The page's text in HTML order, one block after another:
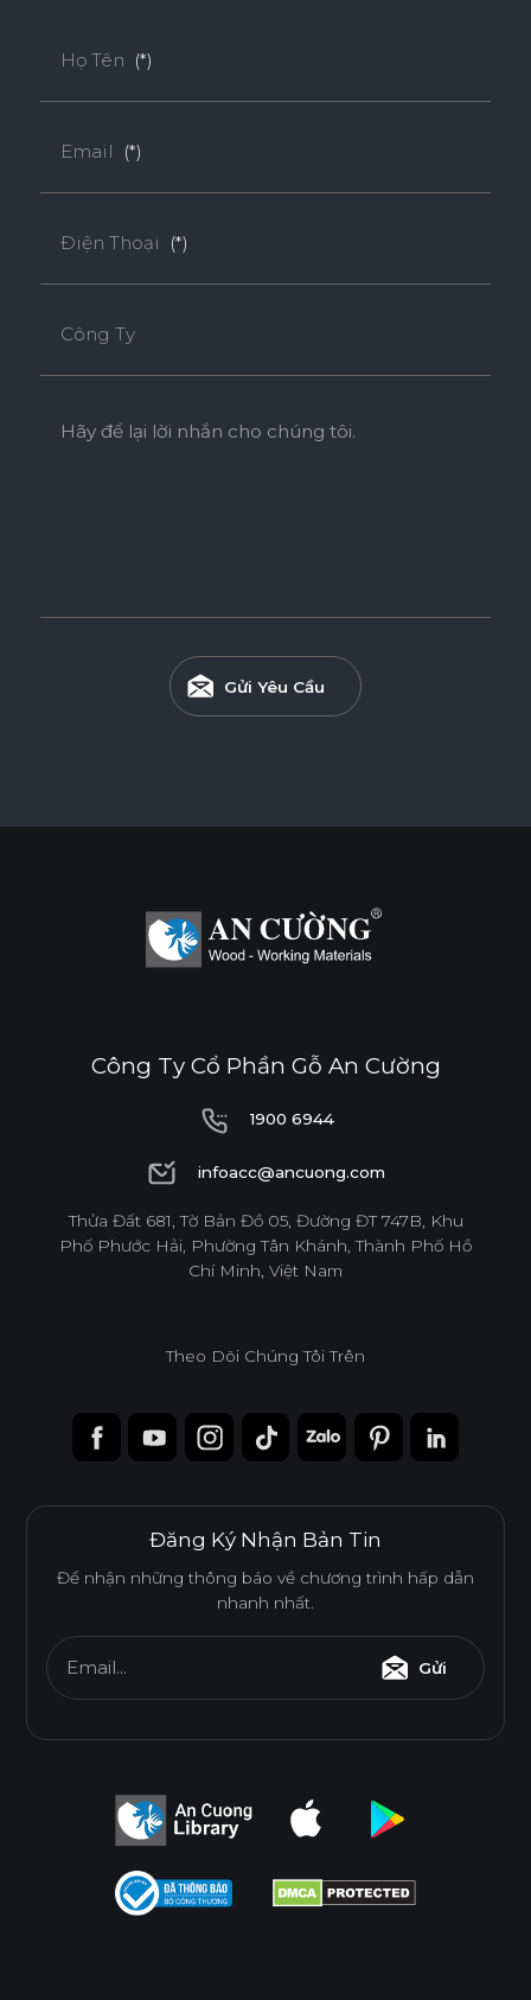
ENF F4S EPA
Kích thước(mm)
Được sử dụng cho các khu vực có độ ẩm, rò rỉ nước cao.
CHỐNG NƯỚC CHỐNG MỐI MỌT
DÁN CẠNH NOLINE ĐỘ BÓNG BỀ MẶT CAO
THÂN THIỆN MÔI TRƯỜNG
Tiêu chuẩn
E0
Độ dày(mm)
Kích thước(mm)
Họ Tên (*)
Email (*)
Điện Thoại (*)
Công Ty
Hãy để lại lời nhắn cho chúng tôi.
Gửi Yêu Cầu
Công Ty Cổ Phần Gỗ An Cường
1900 6944
1900 6944
infoacc@ancuong.com
infoacc@ancuong.com
Thửa Đất 681, Tờ Bản Đồ 05, Đường ĐT 747B, Khu
Phố Phước Hải, Phường Tân Khánh, Thành Phố Hồ
Chí Minh, Việt Nam
Theo Dõi Chúng Tôi Trên
Đăng Ký Nhận Bản Tin
Để nhận những thông báo về chương trình hấp dẫn
nhanh nhất.
Email... Gửi